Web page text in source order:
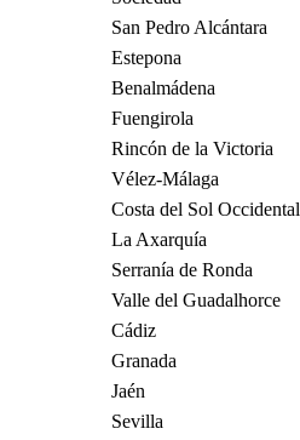
San Pedro Alcántara
Estepona
Benalmádena
Fuengirola
Rincón de la Victoria
Vélez-Málaga
Costa del Sol Occidental
La Axarquía
Serranía de Ronda
Valle del Guadalhorce
Cádiz
Granada
Jaén
Sevilla